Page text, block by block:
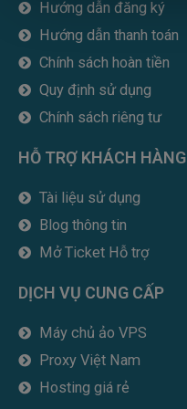
o
o
k
e
r
Hướng dẫn đăng ký
Hướng dẫn thanh toán
Chính sách hoàn tiền
Quy định sử dụng
Chính sách riêng tư
HỖ TRỢ KHÁCH HÀNG
Tài liệu sử dụng
Blog thông tin
Mở Ticket Hỗ trợ
DỊCH VỤ CUNG CẤP
Máy chủ ảo VPS
Proxy Việt Nam
Hosting giá rẻ